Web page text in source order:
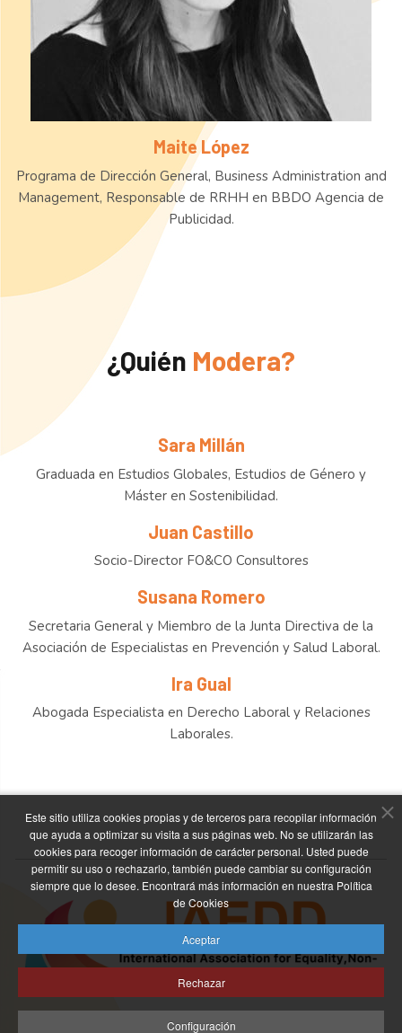
Maite López
Programa de Dirección General, Business Administration and
Management, Responsable de RRHH en BBDO Agencia de
Publicidad.
¿Quién Modera?
Sara Millán
Graduada en Estudios Globales, Estudios de Género y
Máster en Sostenibilidad.
Juan Castillo
Socio-Director FO&CO Consultores
Susana Romero
Secretaria General y Miembro de la Junta Directiva de la
Asociación de Especialistas en Prevención y Salud Laboral.
Ira Gual
Abogada Especialista en Derecho Laboral y Relaciones
Laborales.
Este sitio utiliza cookies propias y de terceros para recopilar información
que ayuda a optimizar su visita a sus páginas web. No se utilizarán las
cookies para recoger información de carácter personal. Usted puede
permitir su uso o rechazarlo, también puede cambiar su configuración
siempre que lo desee. Encontrará más información en nuestra Política
de Cookies
Aceptar
Rechazar
Configuración